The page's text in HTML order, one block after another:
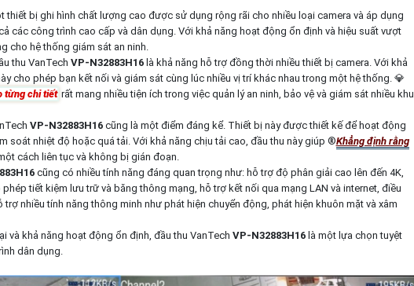
thiết bị ghi hình chất lượng cao được sử dụng rộng rãi cho nhiều loại camera và áp dụng
các công trình cao cấp và dân dụng. Với khả năng hoạt động ổn định và hiệu suất vượt
cho hệ thống giám sát an ninh.
thu VanTech VP-N32883H16 là khả năng hỗ trợ đồng thời nhiều thiết bị camera. Với khả
cho phép bạn kết nối và giám sát cùng lúc nhiều vị trí khác nhau trong một hệ thống. 💎
từng chi tiết rất mang nhiều tiện ích trong việc quản lý an ninh, bảo vệ và giám sát nhiều khu
VP-N32883H16 cũng là một điểm đáng kể. Thiết bị này được thiết kế để hoạt động
soát nhiệt độ hoặc quá tải. Với khả năng chịu tải cao, đầu thu này giúp ®️Khẳng định rằng
cách liên tục và không bị gián đoạn.
cũng có nhiều tính năng đáng quan trọng như: hỗ trợ độ phân giải cao lên đến 4K,
tiết kiệm lưu trữ và băng thông mạng, hỗ trợ kết nối qua mạng LAN và internet, điều
nhiều tính năng thông minh như phát hiện chuyển động, phát hiện khuôn mặt và xâm
và khả năng hoạt động ổn định, đầu thu VanTech VP-N32883H16 là một lựa chọn tuyệt
dân dụng.